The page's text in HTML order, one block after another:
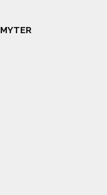
MYTER